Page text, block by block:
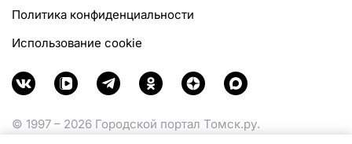
Политика конфиденциальности
Использование cookie
© 1997 – 2026 Городской портал Томск.ру.